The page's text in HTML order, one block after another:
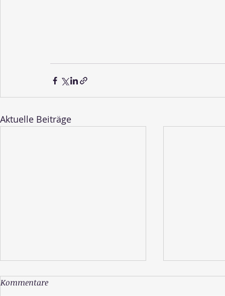
Aktuelle Beiträge
Kommentare